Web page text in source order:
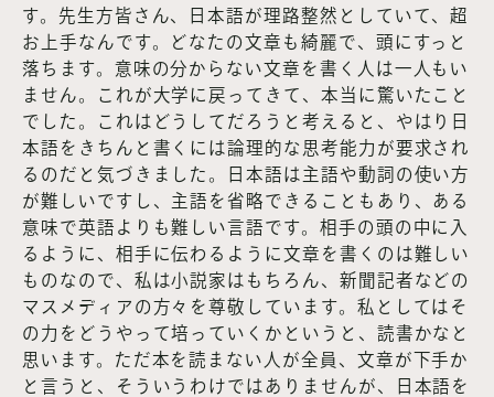
す。先生方皆さん、日本語が理路整然としていて、超
お上手なんです。どなたの文章も綺麗で、頭にすっと
落ちます。意味の分からない文章を書く人は一人もい
ません。これが大学に戻ってきて、本当に驚いたこと
でした。これはどうしてだろうと考えると、やはり日
本語をきちんと書くには論理的な思考能力が要求され
るのだと気づきました。日本語は主語や動詞の使い方
が難しいですし、主語を省略できることもあり、ある
意味で英語よりも難しい言語です。相手の頭の中に入
るように、相手に伝わるように文章を書くのは難しい
ものなので、私は小説家はもちろん、新聞記者などの
マスメディアの方々を尊敬しています。私としてはそ
の力をどうやって培っていくかというと、読書かなと
思います。ただ本を読まない人が全員、文章が下手か
と言うと、そういうわけではありませんが、日本語を